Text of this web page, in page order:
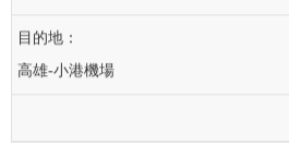
高雄-小港機場